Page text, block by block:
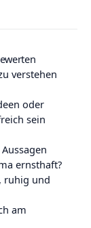
verstehen
oder
sein
ernsthaft?
ruhig und
am